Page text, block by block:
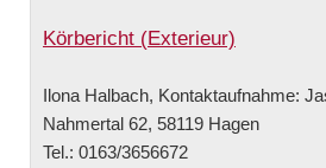
Körbericht (Exterieur)
Ilona Halbach, Kontaktaufnahme:
Nahmertal 62, 58119 Hagen
Tel.: 0163/3656672